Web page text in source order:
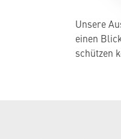
Unsere
einen
schützen